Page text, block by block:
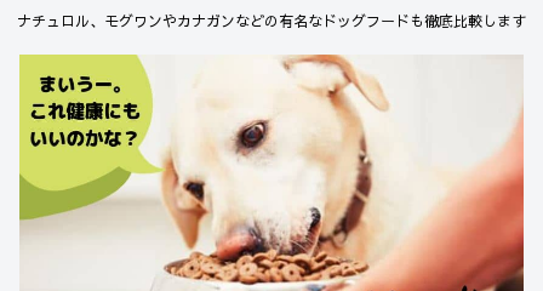
ナチュロル、モグワンやカナガンなどの有名なドッグフードも徹底比較します